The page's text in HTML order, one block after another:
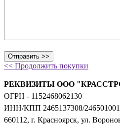
<< Продолжить покупки
РЕКВИЗИТЫ ООО
ОГРН - 1152468062130
ИНН/КПП 2465137308/246501001
660112, г. Красноярск, ул.